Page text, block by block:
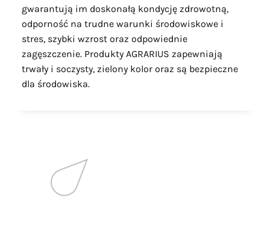
gwarantują im doskonałą kondycję zdrowotną,
odporność na trudne warunki środowiskowe i
stres, szybki wzrost oraz odpowiednie
zagęszczenie. Produkty AGRARIUS zapewniają
trwały i soczysty, zielony kolor oraz są bezpieczne
dla środowiska.